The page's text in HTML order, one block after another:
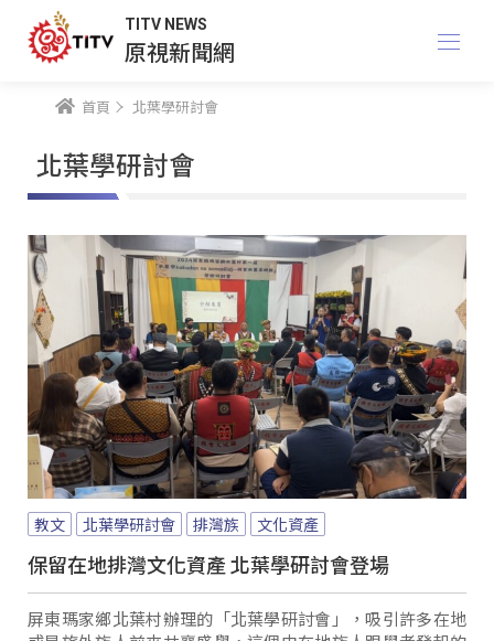
TITV NEWS
原視新聞網
首頁 北葉學研討會
北葉學研討會
教文 北葉學研討會 排灣族 文化資產
保留在地排灣文化資產 北葉學研討會登場
屏東瑪家鄉北葉村辦理的「北葉學研討會」，吸引許多在地